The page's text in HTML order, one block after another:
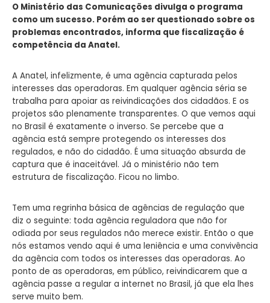
O Ministério das Comunicações divulga o programa
como um sucesso. Porém ao ser questionado sobre os
problemas encontrados, informa que fiscalização é
competência da Anatel.
A Anatel, infelizmente, é uma agência capturada pelos
interesses das operadoras. Em qualquer agência séria se
trabalha para apoiar as reivindicações dos cidadãos. E os
projetos são plenamente transparentes. O que vemos aqui
no Brasil é exatamente o inverso. Se percebe que a
agência está sempre protegendo os interesses dos
regulados, e não do cidadão. É uma situação absurda de
captura que é inaceitável. Já o ministério não tem
estrutura de fiscalização. Ficou no limbo.
Tem uma regrinha básica de agências de regulação que
diz o seguinte: toda agência reguladora que não for
odiada por seus regulados não merece existir. Então o que
nós estamos vendo aqui é uma leniência e uma convivência
da agência com todos os interesses das operadoras. Ao
ponto de as operadoras, em público, reivindicarem que a
agência passe a regular a internet no Brasil, já que ela lhes
serve muito bem.